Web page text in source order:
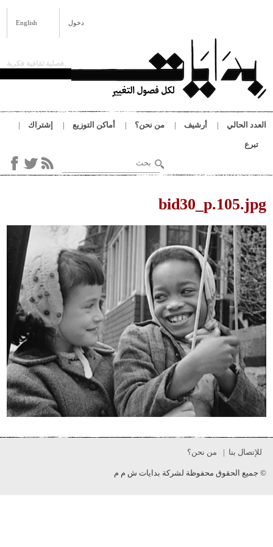
English دخول
فصلية ثقافية فكرية
العدد الحالي أرشيف من نحن؟ أماكن التوزيع إشتراك
تبرع
استمارة البحث
‏بحث ‏
أنت هنا
bid30_p.105.jpg
للإتصال بنا من نحن؟
© جميع الحقوق محفوظة لشركة بدايات ش م م